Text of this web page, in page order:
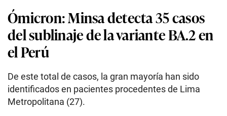
Ómicron: Minsa detecta 35 casos
del sublinaje de la variante BA.2 en
el Perú
De este total de casos, la gran mayoría han sido
identificados en pacientes procedentes de Lima
Metropolitana (27).